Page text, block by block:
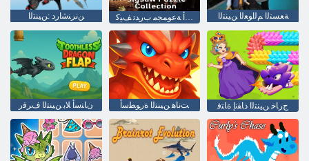
ﻦﻧﺮﻨﺷﺍﺭﺩ :ﻦﻴﻨﺘﻟﺍ ﻚﺑ ﺔﺻﺎﺨﻟﺍ ﻦﻴﻨﺘﻟﺍ ﺔﻴﺠﺣﺃ ﺔﻋﻮﻤﺠﻣ ﺏﺭﺪﺗ ﻒﻴﻛ ﺔﻌﺴﺘﻟﺍ ﻢﻟﺍﻮﻌﻟﺍ ﻦﻴﻨﺘﻟﺍ
ﻥﺎﻨﺳﺃ ﻼ ﺑ ﻦﻴﻨﺘﻟﺍ ﻑﺮﻓﺭ ﺖﻧﺎﻫ ﻦﻴﻨﺘﻟﺍ ﺓﺭﻮﻄﺳﺃ ﺝﺭﺎﺧ ﻦﻴﻨﺘﻟﺍ ﺫﺎﻘﻧﺇ ﺓﺎﺘﻓ